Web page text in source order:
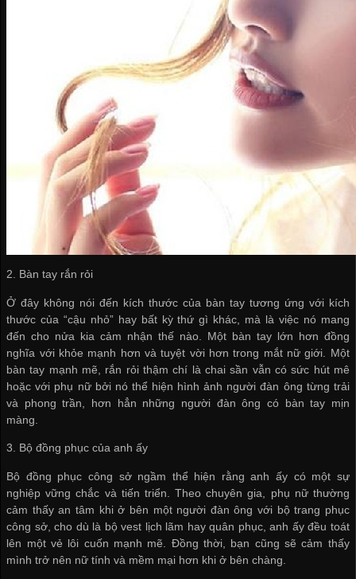
2. Bàn tay rắn rỏi
Ở đây không nói đến kích thước của bàn tay tương ứng với kích
thước của “cậu nhỏ” hay bất kỳ thứ gì khác, mà là việc nó mang
đến cho nửa kia cảm nhận thế nào. Một bàn tay lớn hơn đồng
nghĩa với khỏe mạnh hơn và tuyệt vời hơn trong mắt nữ giới. Một
bàn tay mạnh mẽ, rắn rỏi thậm chí là chai sần vẫn có sức hút mê
hoặc với phụ nữ bởi nó thể hiện hình ảnh người đàn ông từng trải
và phong trần, hơn hẳn những người đàn ông có bàn tay mịn
màng.
3. Bộ đồng phục của anh ấy
Bộ đồng phục công sở ngầm thể hiện rằng anh ấy có một sự
nghiệp vững chắc và tiến triển. Theo chuyên gia, phụ nữ thường
cảm thấy an tâm khi ở bên một người đàn ông với bộ trang phục
công sở, cho dù là bộ vest lịch lãm hay quân phục, anh ấy đều toát
lên một vẻ lôi cuốn mạnh mẽ. Đồng thời, bạn cũng sẽ cảm thấy
mình trở nên nữ tính và mềm mại hơn khi ở bên chàng.